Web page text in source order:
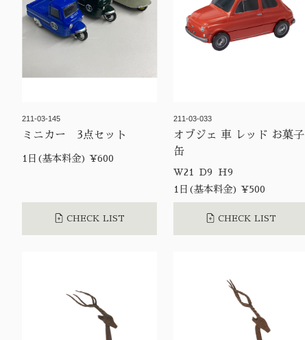
211-03-145
ミニカー 3点セット
1日(基本料金) ¥600
CHECK LIST
211-03-033
オブジェ 車 レッド お菓子
缶
W21 D9 H9
1日(基本料金) ¥500
CHECK LIST